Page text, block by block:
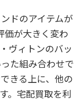
ドのアイテムが
価が大きく変わ
ヴィトンのバッ
た組み合わせで
きる上に、他の
。宅配買取を利